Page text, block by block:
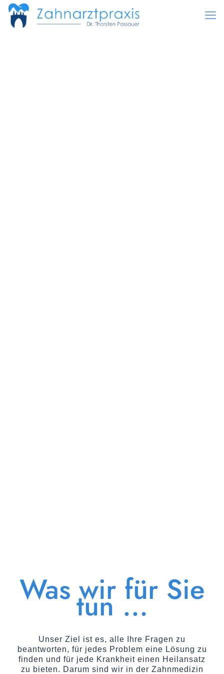
Was wir für Sie
tun ...
Unser Ziel ist es, alle Ihre Fragen zu
beantworten, für jedes Problem eine Lösung zu
finden und für jede Krankheit einen Heilansatz
zu bieten. Darum sind wir in der Zahnmedizin